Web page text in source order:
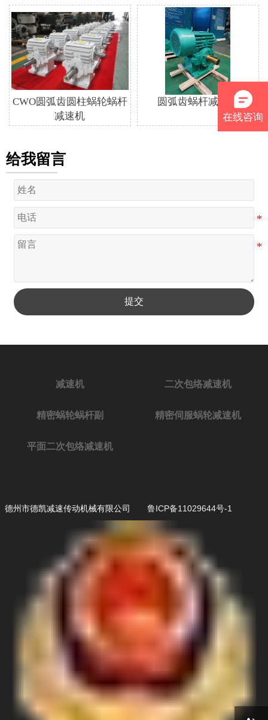
CWO圆弧齿圆柱蜗轮蜗杆
减速机
圆弧齿蜗杆减速机
给我留言
提交
减速机 二次包络减速机
精密蜗轮蜗杆副 精密伺服蜗轮减速机
平面二次包络减速机
德州市德凯减速传动机械有限公司 鲁ICP备11029644号-1
在线咨询